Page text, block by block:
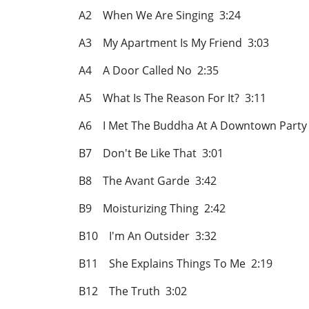
A2 When We Are Singing 3:24
A3 My Apartment Is My Friend 3:03
A4 A Door Called No 2:35
A5 What Is The Reason For It? 3:11
A6 I Met The Buddha At A Downtown
B7 Don't Be Like That 3:01
B8 The Avant Garde 3:42
B9 Moisturizing Thing 2:42
B10 I'm An Outsider 3:32
B11 She Explains Things To Me 2:19
B12 The Truth 3:02